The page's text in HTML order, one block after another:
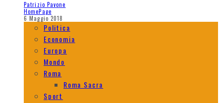
Patrizio Pavone
HomePage
6 Maggio 2018
Politica
Economia
Europa
Mondo
Roma
Roma Sacra
Sport